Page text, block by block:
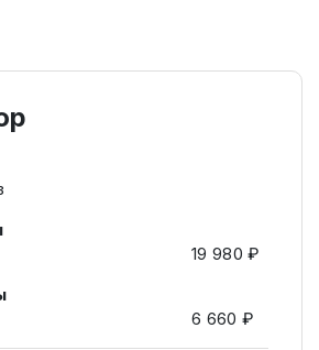
19 980 ₽
6 660 ₽